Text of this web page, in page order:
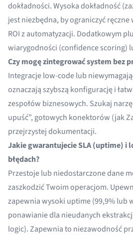
dokładności. Wysoka dokładność
jest niezbędna, by ograniczyć
ROI z automatyzacji. Dodatkowym
wiarygodności (confidence scoring)
Czy mogę zintegrować system bez
Integracje low-code lub
oznaczają szybszą konfigurację i
zespołów biznesowych. Szukaj
upuść”, gotowych konektorów (jak
przejrzystej dokumentacji.
Jakie gwarantujecie SLA (uptime) i
błędach?
Przestoje lub niedostarczone dane
zaszkodzić Twoim operacjom.
zapewnia wysoki uptime (99,9% lub
ponawianie dla nieudanych
logic). Zapewnia to niezawodność